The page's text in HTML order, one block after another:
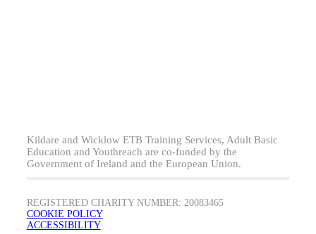
Kildare and Wicklow ETB Training Services, Adult Basic
Education and Youthreach are co-funded by the
Government of Ireland and the European Union.
REGISTERED CHARITY NUMBER: 20083465
COOKIE POLICY
ACCESSIBILITY